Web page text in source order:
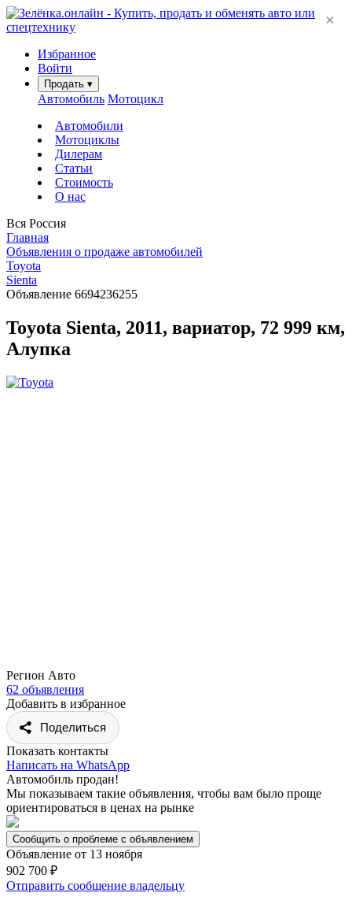
Избранное
Войти
Продать ▾
Автомобиль Мотоцикл
Автомобили
Мотоциклы
Дилерам
Статьи
Стоимость
О нас
Вся Россия
Главная
Объявления о продаже автомобилей
Toyota
Sienta
Объявление 6694236255
Toyota Sienta, 2011, вариатор, 72 999 км,
Алупка
Регион Авто
62 объявления
Добавить в избранное
Поделиться
Показать контакты
Написать на WhatsApp
Автомобиль продан!
Мы показываем такие объявления, чтобы вам было проще
ориентироваться в ценах на рынке
Сообщить о проблеме с объявлением
Объявление от 13 ноября
902 700 ₽
Отправить сообщение владельцу
×